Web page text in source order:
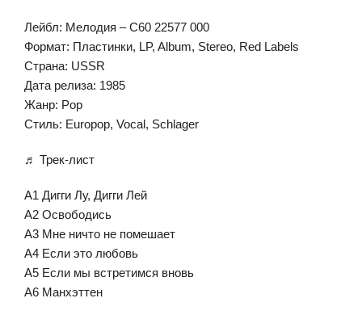
Лейбл: Мелодия – С60 22577 000
Формат: Пластинки, LP, Album, Stereo, Red Labels
Страна: USSR
Дата релиза: 1985
Жанр: Pop
Стиль: Europop, Vocal, Schlager
♬ Трек-лист
A1 Дигги Лу, Дигги Лей
A2 Освободись
A3 Мне ничто не помешает
A4 Если это любовь
A5 Если мы встретимся вновь
A6 Манхэттен